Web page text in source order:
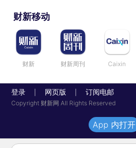
财新移动
财新 财新周刊 Caixin
登录 网页版 订阅电邮
Copyright 财新网 All Rights Reserved
App 内打开